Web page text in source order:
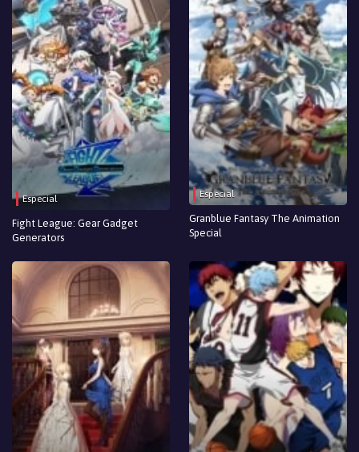
Especial
Fight League: Gear Gadget
Generators
Especial
Granblue Fantasy The Animation
Special